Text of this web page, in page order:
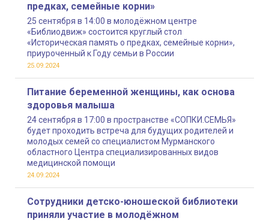
предках, семейные корни»
25 сентября в 14:00 в молодёжном центре
«Библиодвиж» состоится круглый стол
«Историческая память о предках, семейные корни»,
приуроченный к Году семьи в России
25.09.2024
Питание беременной женщины, как основа
здоровья малыша
24 сентября в 17:00 в пространстве «СОПКИ.СЕМЬЯ»
будет проходить встреча для будущих родителей и
молодых семей со специалистом Мурманского
областного Центра специализированных видов
медицинской помощи
24.09.2024
Сотрудники детско-юношеской библиотеки
приняли участие в молодёжном